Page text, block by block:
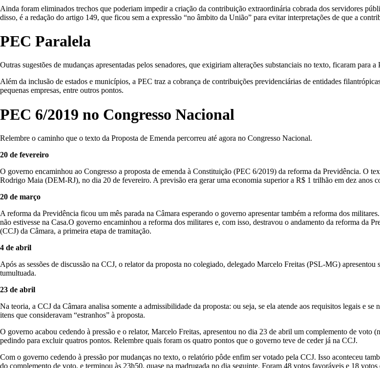
Ainda foram eliminados trechos que poderiam impedir a criação da contribuição extraordinária cobrada dos servidores
disso, é a redação do artigo 149, que ficou sem a expressão “no âmbito da União” para evitar interpretações de que a
PEC Paralela
Outras sugestões de mudanças apresentadas pelos senadores, que exigiriam alterações substanciais no texto, ficaram
Além da inclusão de estados e municípios, a PEC traz a cobrança de contribuições previdenciárias de entidades
pequenas empresas, entre outros pontos.
PEC 6/2019 no Congresso Nacional
Relembre o caminho que o texto da Proposta de Emenda percorreu até agora no Congresso Nacional.
20 de fevereiro
O governo encaminhou ao Congresso a proposta de emenda à Constituição (PEC 6/2019) da reforma da Previdência. O
Rodrigo Maia (DEM-RJ), no dia 20 de fevereiro. A previsão era gerar uma economia superior a R$ 1 trilhão em dez anos
20 de março
A reforma da Previdência ficou um mês parada na Câmara esperando o governo apresentar também a reforma dos
não estivesse na Casa.O governo encaminhou a reforma dos militares e, com isso, destravou o andamento da reforma da
(CCJ) da Câmara, a primeira etapa de tramitação.
4 de abril
Após as sessões de discussão na CCJ, o relator da proposta no colegiado, delegado Marcelo Freitas (PSL-MG)
tumultuada.
23 de abril
Na teoria, a CCJ da Câmara analisa somente a admissibilidade da proposta: ou seja, se ela atende aos requisitos legais e
itens que consideravam “estranhos” à proposta.
O governo acabou cedendo à pressão e o relator, Marcelo Freitas, apresentou no dia 23 de abril um complemento de
pedindo para excluir quatros pontos. Relembre quais foram os quatro pontos que o governo teve de ceder já na CCJ.
Com o governo cedendo à pressão por mudanças no texto, o relatório pôde enfim ser votado pela CCJ. Isso aconteceu
do complemento de voto, e terminou às 23h50, quase na madrugada no dia seguinte. Foram 48 votos favoráveis e 18